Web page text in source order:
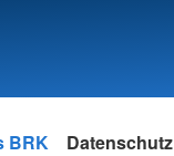
BRK Datenschutz